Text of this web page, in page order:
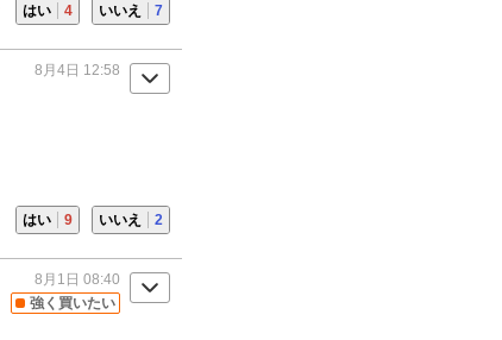
はい 4 いいえ 7
8月4日 12:58
はい 9 いいえ 2
強く買いたい
8月1日 08:40